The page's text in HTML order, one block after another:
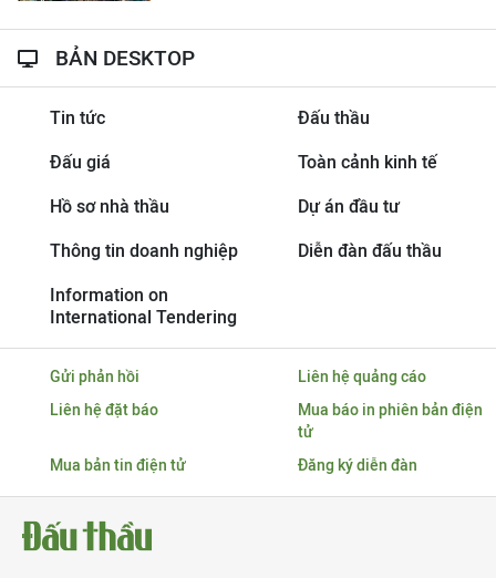
BẢN DESKTOP
Tin tức Đấu thầu
Đấu giá Toàn cảnh kinh tế
Hồ sơ nhà thầu Dự án đầu tư
Thông tin doanh nghiệp Diễn đàn đấu thầu
Information on
International Tendering
Gửi phản hồi
Liên hệ quảng cáo
Liên hệ đặt báo
Mua báo in phiên bản điện
tử
Mua bản tin điện tử
Đăng ký diễn đàn